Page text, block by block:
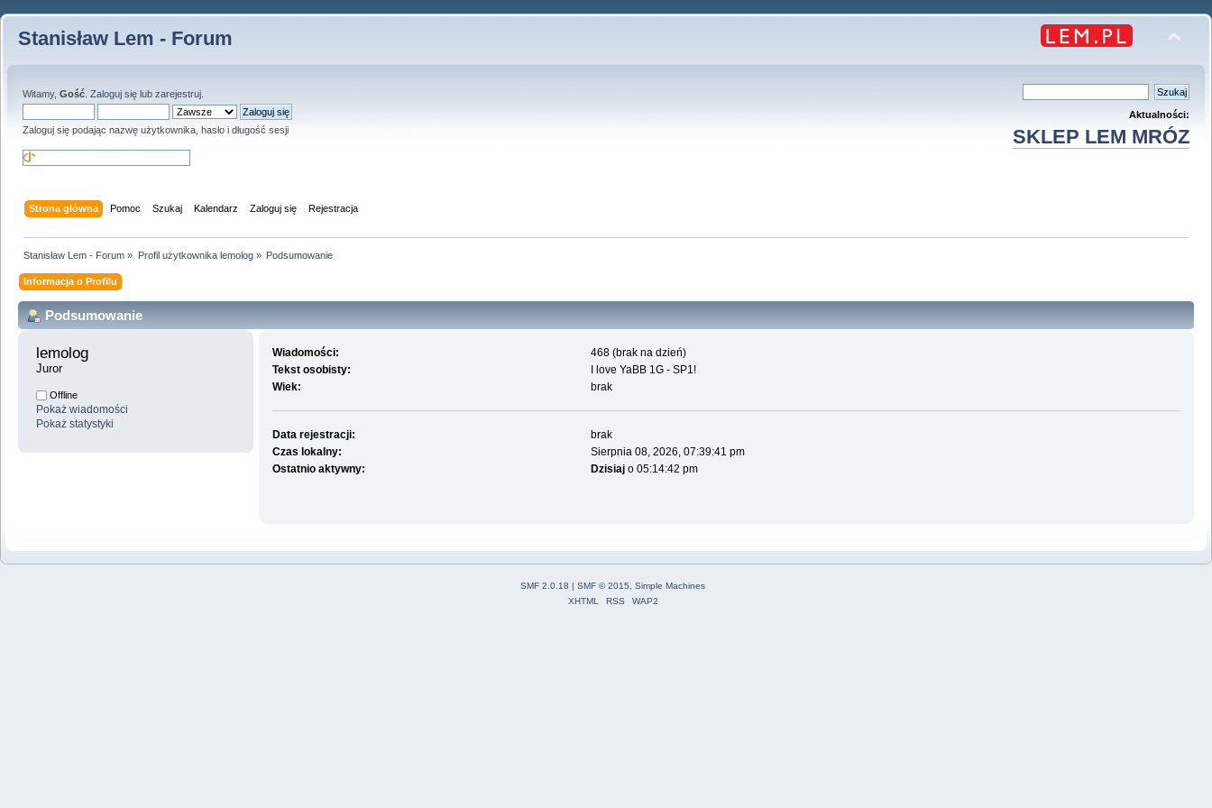
Stanisław Lem - Forum
Witamy, Gość Zaloguj się lub zarejestruj
Zaloguj się podając nazwę użytkownika, hasło i długość sesji
Aktualności:
SKLEP LEM MRÓZ
Strona główna Pomoc Szukaj Kalendarz Zaloguj się Rejestracja
Stanisław Lem - Forum » Profil użytkownika lemolog» Podsumowanie
Informacja o Profilu
Podsumowanie
lemolog
Juror
Offline
Pokaż wiadomości
Pokaż statystyki
Wiadomości:
468 (brak na dzień)
Tekst osobisty:
I love YaBB 1G - SP1!
Wiek:
brak
Data rejestracji:
brak
Czas lokalny:
Sierpnia 08, 2026, 07:39:41 pm
Ostatnio aktywny:
Dzisiajo 05:14:42 pm
SMF 2.0.18 | SMF © 2015, Simple Machines
XHTML
RSS WAP2